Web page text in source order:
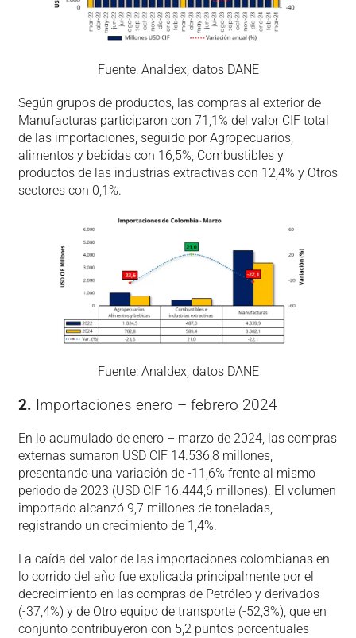
Fuente: Analdex, datos DANE
Según grupos de productos, las compras al exterior de
Manufacturas participaron con 71,1% del valor CIF total
de las importaciones, seguido por Agropecuarios,
alimentos y bebidas con 16,5%, Combustibles y
productos de las industrias extractivas con 12,4% y Otros
sectores con 0,1%.
Fuente: Analdex, datos DANE
2. Importaciones enero – febrero 2024
En lo acumulado de enero – marzo de 2024, las compras
externas sumaron USD CIF 14.536,8 millones,
presentando una variación de -11,6% frente al mismo
periodo de 2023 (USD CIF 16.444,6 millones). El volumen
importado alcanzó 9,7 millones de toneladas,
registrando un crecimiento de 1,4%.
La caída del valor de las importaciones colombianas en
lo corrido del año fue explicada principalmente por el
decrecimiento en las compras de Petróleo y derivados
(-37,4%) y de Otro equipo de transporte (-52,3%), que en
conjunto contribuyeron con 5,2 puntos porcentuales